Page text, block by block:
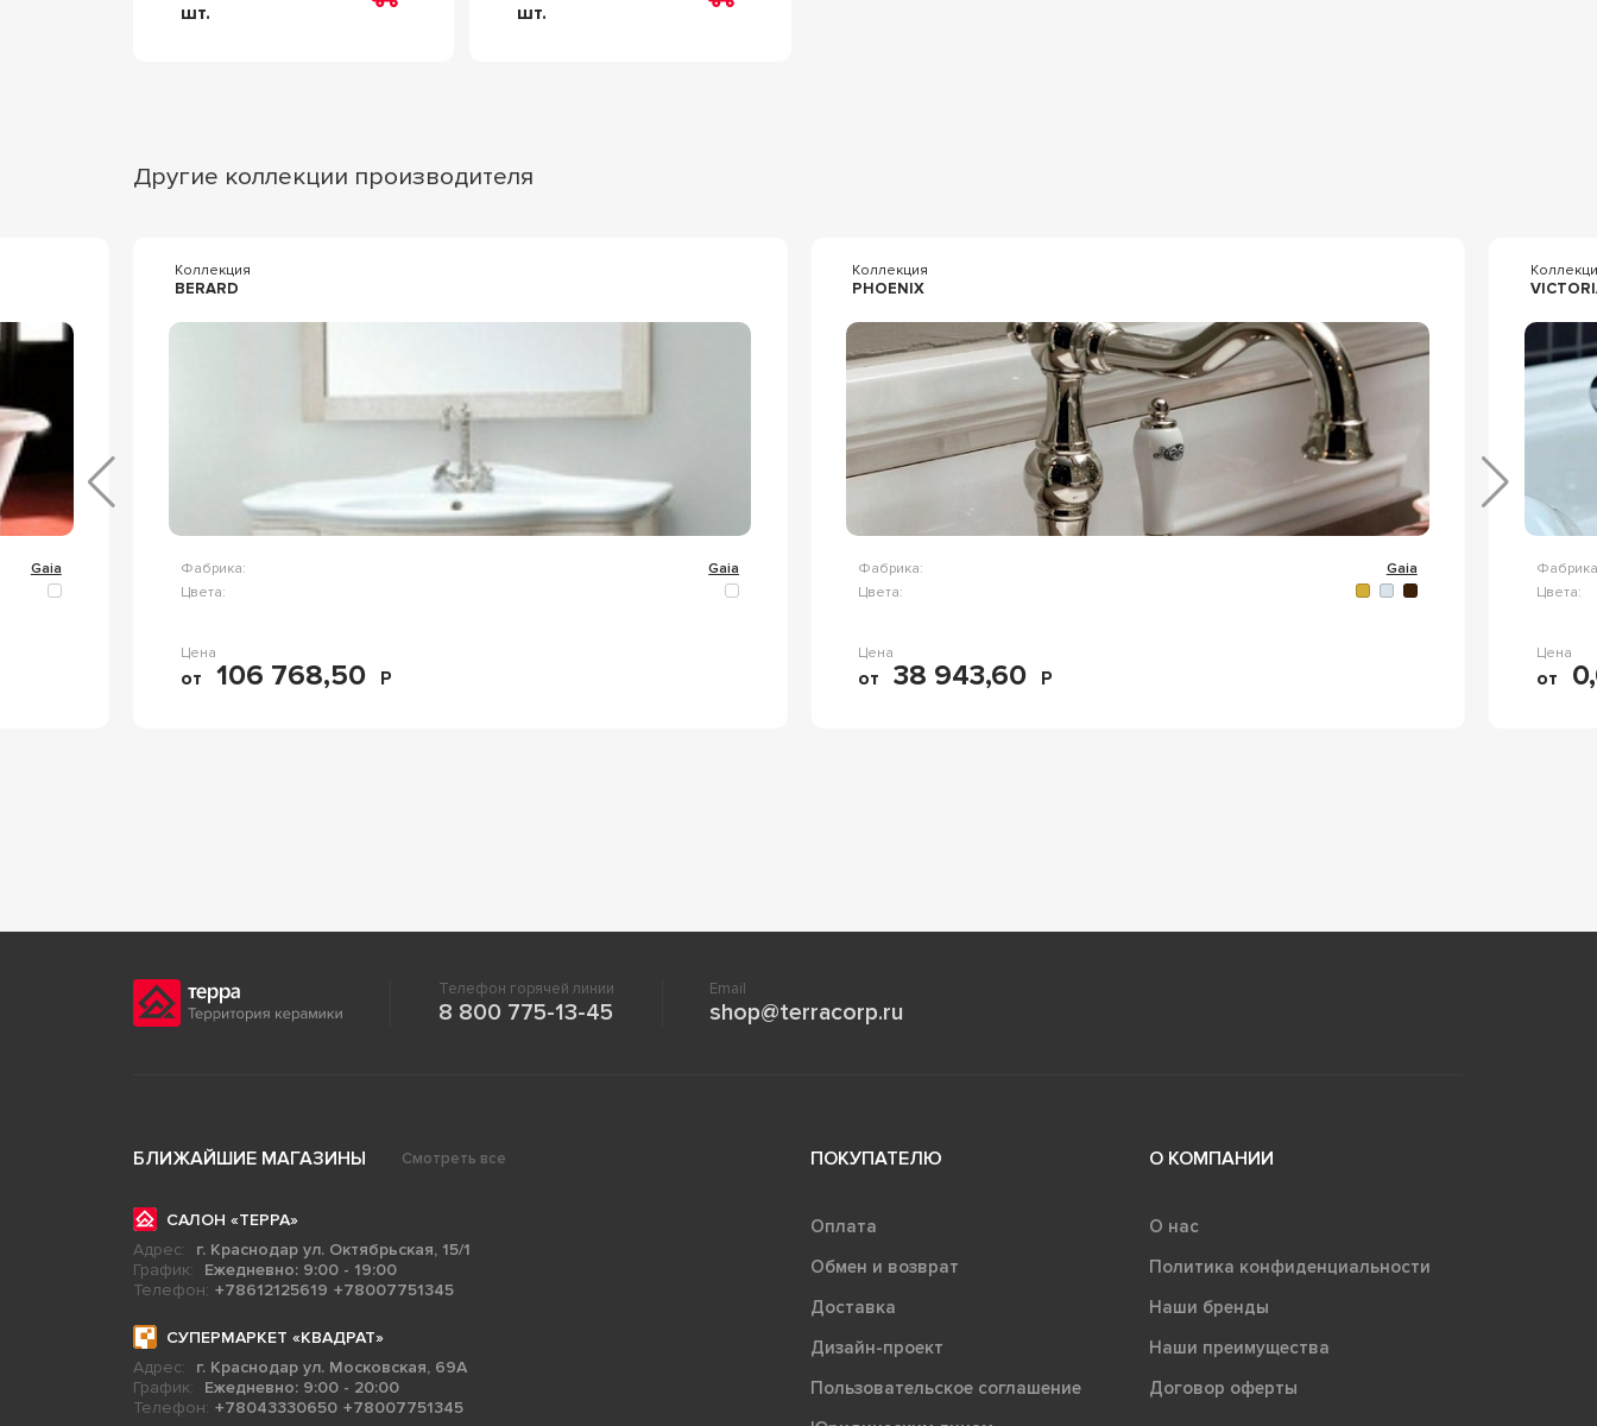
шт.
шт.
Другие коллекции производителя
Gaia
Коллекция
BERARD
Фабрика:
Gaia
Цвета:
Цена
от 106 768,50 Р
Коллекция
PHOENIX
Фабрика:
Gaia
Цвета:
Цена
от 38 943,60 Р
Цвета:
Цена
от
Телефон горячей линии
8 800 775-13-45
Email
shop@terracorp.ru
БЛИЖАЙШИЕ МАГАЗИНЫ Смотреть все
САЛОН «ТЕРРА»
Адрес:
г. Краснодар ул. Октябрьская, 15/1
График:
Ежедневно: 9:00 - 19:00
Телефон: +78612125619 +78007751345
СУПЕРМАРКЕТ «КВАДРАТ»
Адрес:
г. Краснодар ул. Московская, 69А
График:
Ежедневно: 9:00 - 20:00
Телефон: +78043330650 +78007751345
ПОКУПАТЕЛЮ
Оплата
Обмен и возврат
Доставка
Дизайн-проект
Пользовательское соглашение
О КОМПАНИИ
О нас
Политика конфиденциальности
Наши бренды
Наши преимущества
Договор оферты